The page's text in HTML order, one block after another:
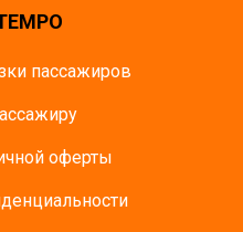
пассажиров
оферты